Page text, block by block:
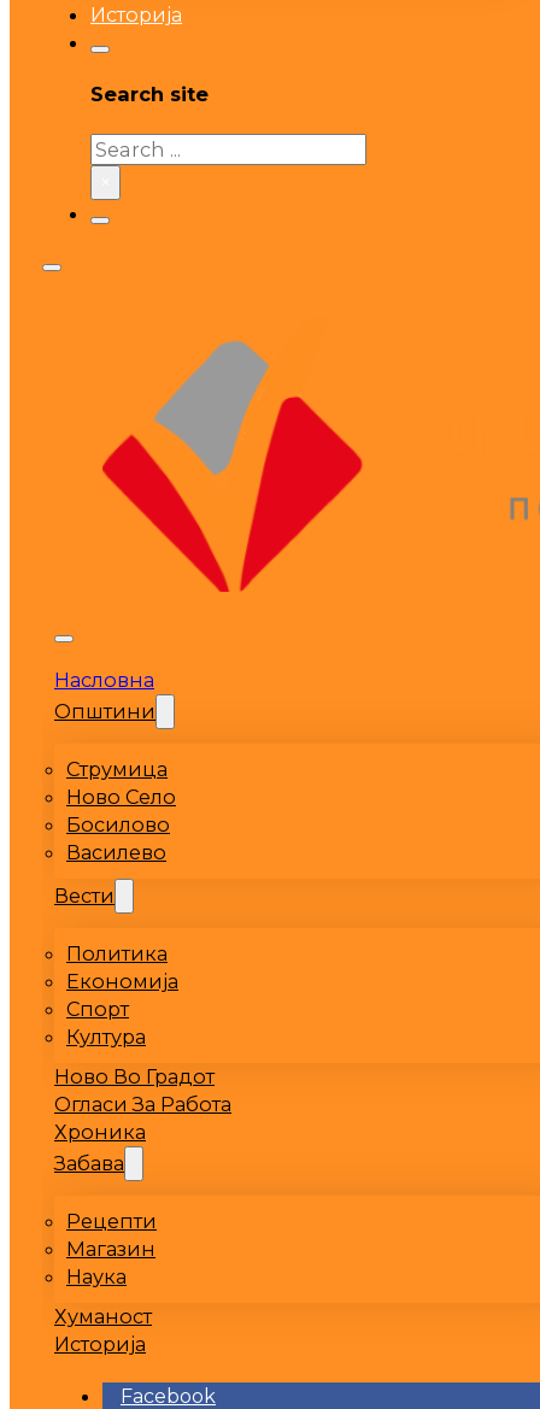
Историја
Search site
Search
Насловна
Општини
Струмица
Ново Село
Босилово
Василево
Вести
Политика
Економија
Спорт
Култура
Ново Во Градот
Огласи За Работа
Хроника
Забава
Рецепти
Магазин
Наука
Хуманост
Историја
Facebook